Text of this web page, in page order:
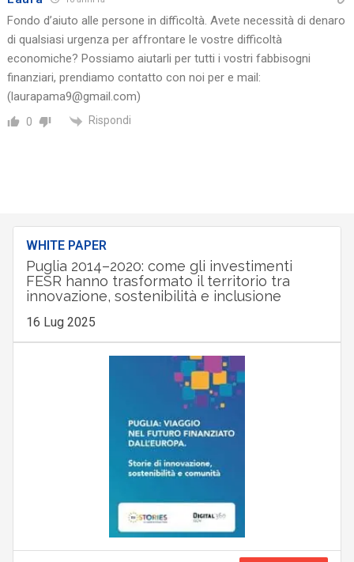
Fondo d’aiuto alle persone in difficoltà. Avete necessità di denaro
di qualsiasi urgenza per affrontare le vostre difficoltà
economiche? Possiamo aiutarli per tutti i vostri fabbisogni
finanziari, prendiamo contatto con noi per e mail:
(laurapama9@gmail.com)
0 Rispondi
WHITE PAPER
Puglia 2014–2020: come gli investimenti
FESR hanno trasformato il territorio tra
innovazione, sostenibilità e inclusione
16 Lug 2025